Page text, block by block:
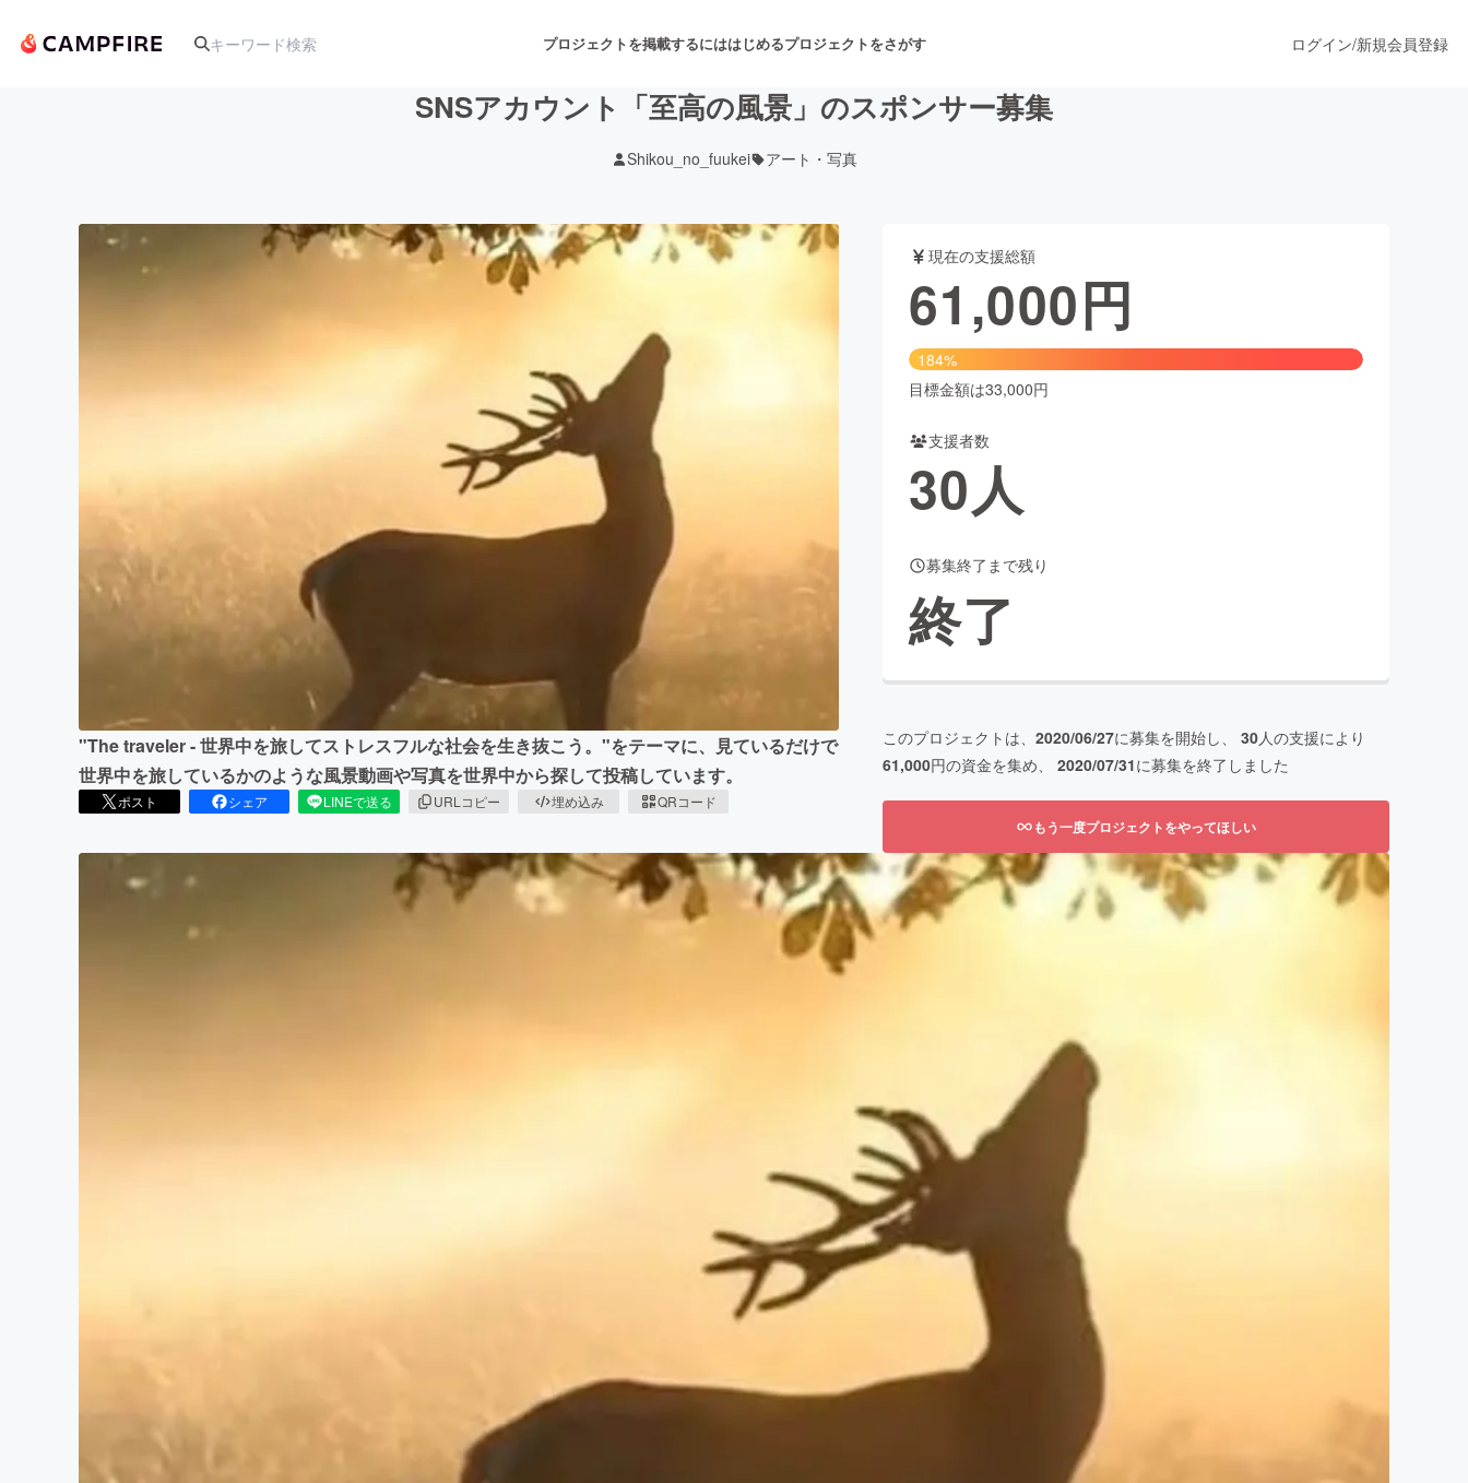
プロジェクトを掲載するにははじめるプロジェクトをさがす
音楽 舞台・パフォーマンス
ゲーム・サービス開発 ファッション
映像・映画 書籍・雑誌出版
チャレンジ ビューティー・ヘルスケア
CAMPFIRE for Social Good
CAMPFIREふるさと納税
ログイン/新規会員登録
SNSアカウント「至高の風景」のスポンサー募集
Shikou_no_fuukei アート・写真
"The traveler - 世界中を旅してストレスフルな社会を生き抜こう。"をテーマに、見ているだけで
世界中を旅しているかのような風景動画や写真を世界中から探して投稿しています。
ポスト シェア LINEで送る URLコピー 埋め込み QRコード
現在の支援総額
61,000円
184%
目標金額は33,000円
支援者数
30人
募集終了まで残り
終了
このプロジェクトは、 2020/06/27に募集を開始し、 30人の支援により
61,000円の資金を集め、 2020/07/31に募集を終了しました
もう一度プロジェクトをやってほしい